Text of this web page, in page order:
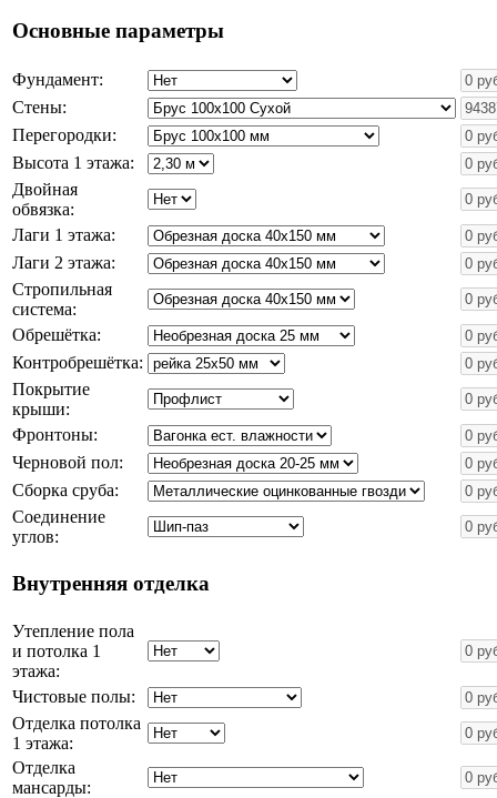
Основные параметры
Фундамент:
Стены:
Перегородки:
Высота 1 этажа:
Двойная
обвязка:
Лаги 1 этажа:
Лаги 2 этажа:
Стропильная
система:
Обрешётка:
Контробрешётка:
Покрытие
крыши:
Фронтоны:
Черновой пол:
Сборка сруба:
Соединение
углов:
Внутренняя отделка
Утепление пола
и потолка 1
этажа:
Чистовые полы:
Отделка потолка
1 этажа:
Отделка
мансарды: